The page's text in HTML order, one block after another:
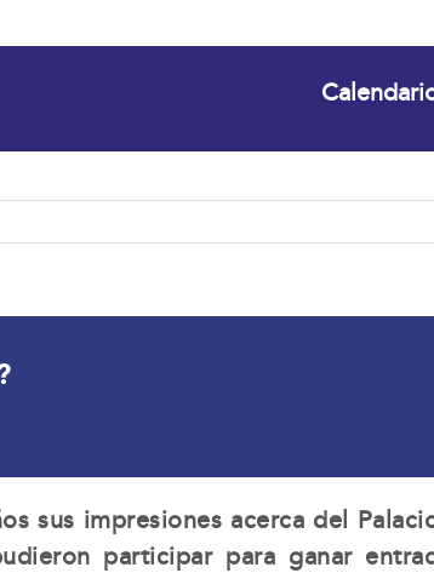
sus impresiones acerca del
participar para ganar